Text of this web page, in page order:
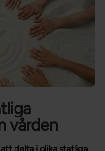
vården
delta i olika statliga